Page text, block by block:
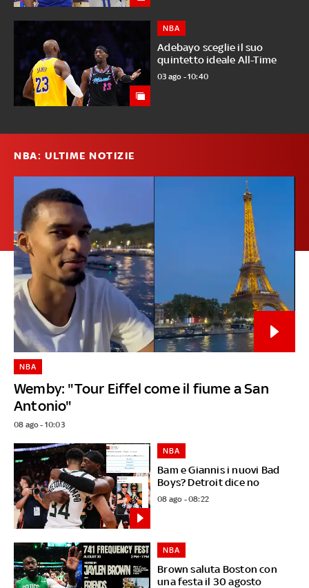
Adebayo sceglie il suo
quintetto ideale All-Time
NBA
03 ago - 10:40
NBA: ULTIME NOTIZIE
Wemby: "Tour Eiffel come il fiume a San
Antonio"
NBA
08 ago - 10:03
Bam e Giannis i nuovi Bad
Boys? Detroit dice no
NBA
08 ago - 08:22
Brown saluta Boston con
una festa il 30 agosto
NBA